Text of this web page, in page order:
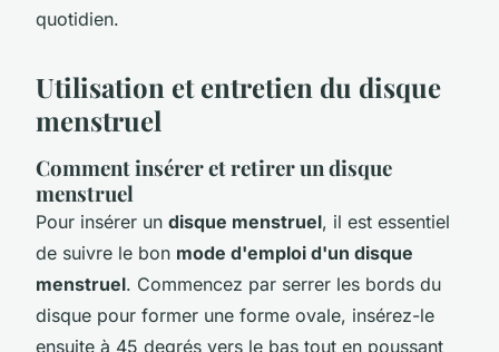
quotidien.
Utilisation et entretien du disque
menstruel
Comment insérer et retirer un disque
menstruel
Pour insérer un disque menstruel, il est essentiel
de suivre le bon mode d'emploi d'un disque
menstruel. Commencez par serrer les bords du
disque pour former une forme ovale, insérez-le
ensuite à 45 degrés vers le bas tout en poussant